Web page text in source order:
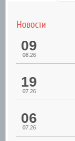
Новости
09
08.26
19
07.26
06
07.26